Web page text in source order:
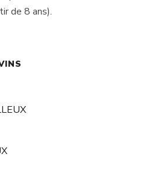
de 8 ans).